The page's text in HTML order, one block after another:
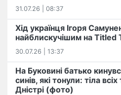
31.07.26 | 08:37
Хід українця Ігоря
найблискучішим на Titled
30.07.26 | 13:37
На Буковині батько
синів, які тонули: тіла
Дністрі (фото)